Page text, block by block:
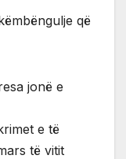
që
jonë e
e të
të vitit